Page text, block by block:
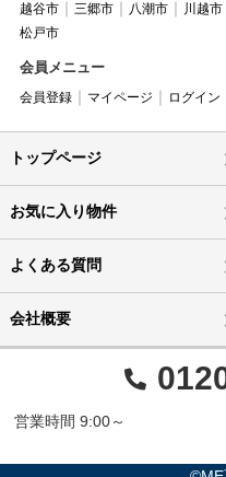
越谷市
三郷市 八潮市 川越市
松戸市
会員メニュー
会員登録 マイページ ログイン
トップページ
お気に入り物件
よくある質問
会社概要
営業時間 9:00～